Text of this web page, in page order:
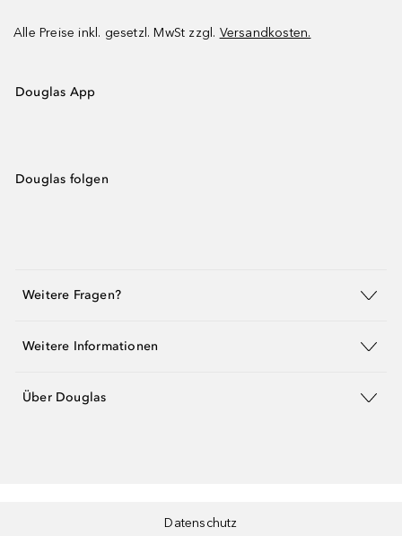
Alle Preise inkl. gesetzl. MwSt zzgl. Versandkosten.
Douglas App
Douglas folgen
Weitere Fragen?
Weitere Informationen
Über Douglas
Datenschutz